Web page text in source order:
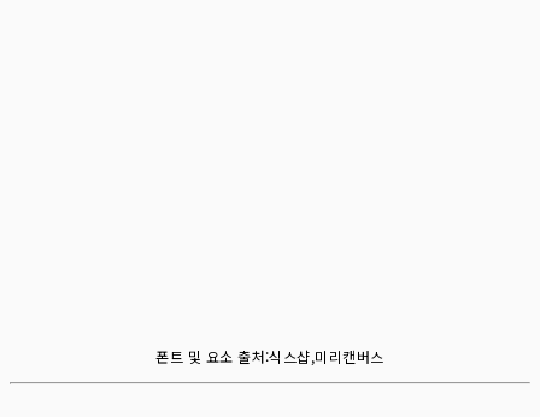
폰트 및 요소 출처:식스샵,미리캔버스